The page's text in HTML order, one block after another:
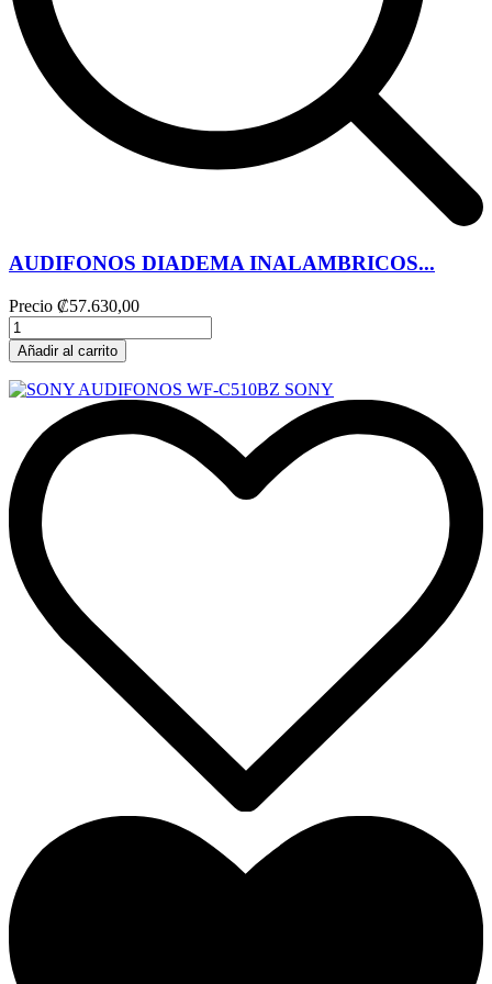
AUDIFONOS DIADEMA INALAMBRICOS...
Precio ₡57.630,00
Añadir al carrito